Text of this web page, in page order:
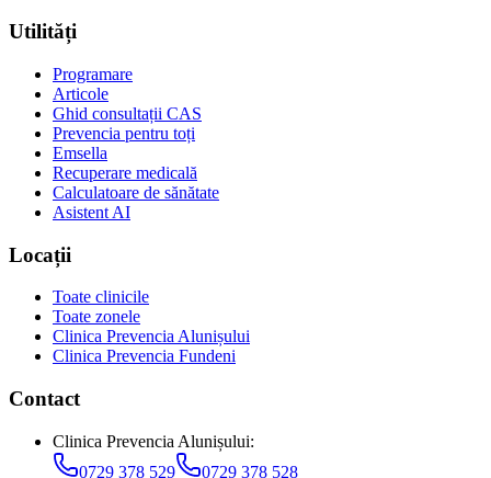
Utilități
Programare
Articole
Ghid consultații CAS
Prevencia pentru toți
Emsella
Recuperare medicală
Calculatoare de sănătate
Asistent AI
Locații
Toate clinicile
Toate zonele
Clinica Prevencia Alunișului
Clinica Prevencia Fundeni
Contact
Clinica Prevencia Alunișului:
0729 378 529
0729 378 528